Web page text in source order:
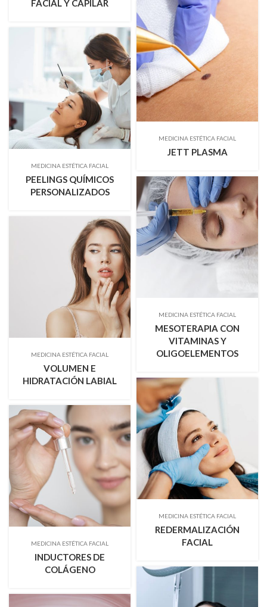
FACIAL Y CAPILAR
MEDICINA ESTÉTICA FACIAL
JETT PLASMA
MEDICINA ESTÉTICA FACIAL
PEELINGS QUÍMICOS
PERSONALIZADOS
MEDICINA ESTÉTICA FACIAL
MESOTERAPIA CON
VITAMINAS Y
OLIGOELEMENTOS
MEDICINA ESTÉTICA FACIAL
VOLUMEN E
HIDRATACIÓN LABIAL
MEDICINA ESTÉTICA FACIAL
REDERMALIZACIÓN
FACIAL
MEDICINA ESTÉTICA FACIAL
INDUCTORES DE
COLÁGENO